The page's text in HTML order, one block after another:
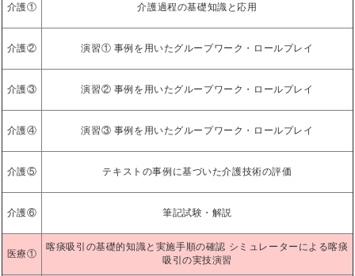
介護① 介護過程の基礎知識と応用
介護② 演習① 事例を用いたグループワーク・ロールプレイ
介護③ 演習② 事例を用いたグループワーク・ロールプレイ
介護④ 演習③ 事例を用いたグループワーク・ロールプレイ
介護⑤ テキストの事例に基づいた介護技術の評価
介護⑥ 筆記試験・解説
医療①
喀痰吸引の基礎的知識と実施手順の確認 シミュレーターによる喀痰
吸引の実技演習